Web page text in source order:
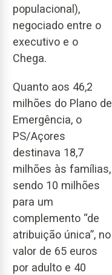
populacional),
negociado entre o
executivo e o
Chega.
Quanto aos 46,2
milhões do Plano de
Emergência, o
PS/Açores
destinava 18,7
milhões às famílias,
sendo 10 milhões
para um
complemento “de
atribuição única”, no
valor de 65 euros
por adulto e 40